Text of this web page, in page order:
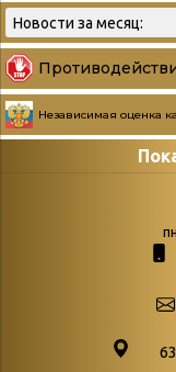
Независимая оценка
podvedenie-
paskhalnaya-palitra